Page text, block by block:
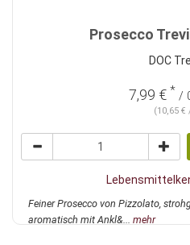
Prosecco
DOC
7,99 € * /
(10,65 €
Feiner Prosecco von Pizzolato,
aromatisch mit Ankl&... mehr